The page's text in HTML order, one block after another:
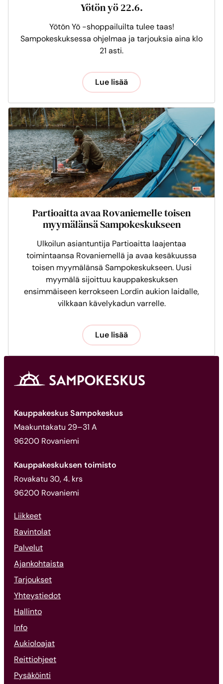
Yötön yö 22.6.
Yötön Yö -shoppailuilta tulee taas!
Sampokeskuksessa ohjelmaa ja tarjouksia aina klo
21 asti.
Lue lisää
Partioaitta avaa Rovaniemelle toisen
myymälänsä Sampokeskukseen
Ulkoilun asiantuntija Partioaitta laajentaa
toimintaansa Rovaniemellä ja avaa kesäkuussa
toisen myymälänsä Sampokeskukseen. Uusi
myymälä sijoittuu kauppakeskuksen
ensimmäiseen kerrokseen Lordin aukion laidalle,
vilkkaan kävelykadun varrelle.
Lue lisää
Kauppakeskus Sampokeskus
Maakuntakatu 29–31 A
96200 Rovaniemi
Kauppakeskuksen toimisto
Rovakatu 30, 4. krs
96200 Rovaniemi
Liikkeet
Ravintolat
Palvelut
Ajankohtaista
Tarjoukset
Yhteystiedot
Hallinto
Info
Aukioloajat
Reittiohjeet
Pysäköinti